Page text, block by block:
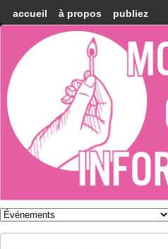
accueil à propos publiez
Montréal
Counter-